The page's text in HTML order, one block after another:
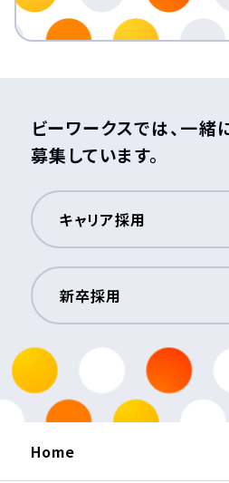
ビーワークスでは、一
募集しています。
キャリア採用
（新しいウィンドウが開きま
新卒採用
（新しいウィンドウが開きま
Home